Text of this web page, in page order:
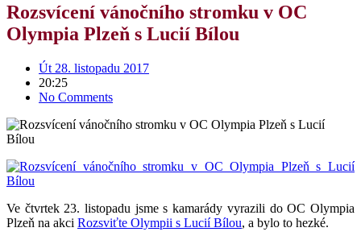
Rozsvícení vánočního stromku v OC
Olympia Plzeň s Lucií Bílou
Út 28. listopadu 2017
20:25
No Comments
Ve čtvrtek 23. listopadu jsme s kamarády vyrazili do OC Olympia
Plzeň na akci Rozsviťte Olympii s Lucií Bílou, a bylo to hezké.